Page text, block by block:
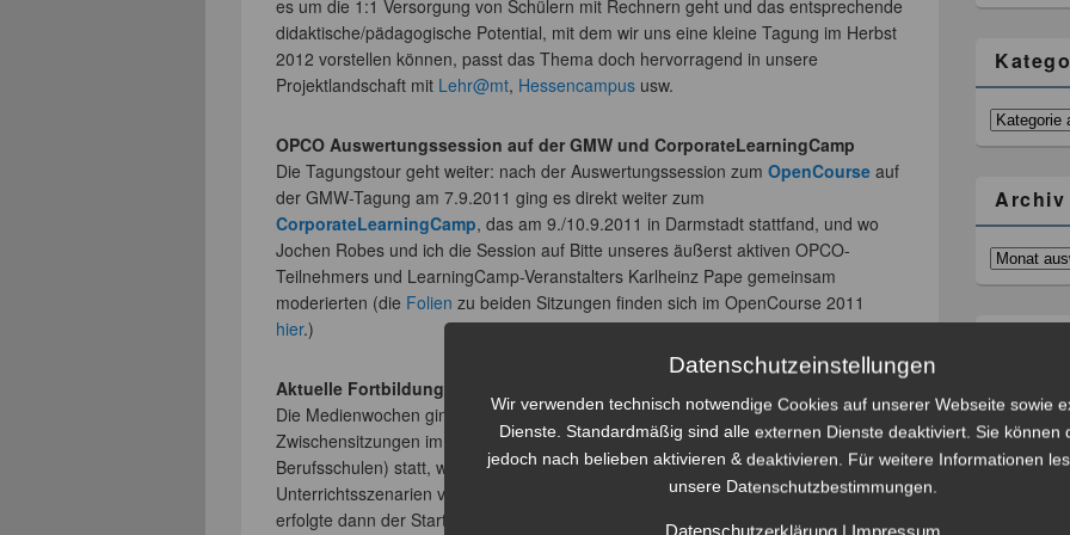
es um die 1:1 Versorgung von Schülern mit Rechnern geht und das entsprechende
didaktische/pädagogische Potential, mit dem wir uns eine kleine Tagung im Herbst
2012 vorstellen können, passt das Thema doch hervorragend in unsere
Projektlandschaft mit Lehr@mt, Hessencampus usw.
OPCO Auswertungssession auf der GMW und CorporateLearningCamp
Die Tagungstour geht weiter: nach der Auswertungssession zumOpenCourse auf
der GMW-Tagung am 7.9.2011 ging es direkt weiter zum
CorporateLearningCamp, das am 9./10.9.2011 in Darmstadt stattfand, und wo
Jochen Robes und ich die Session auf Bitte unseres äußerst aktiven OPCO-
Teilnehmers und LearningCamp-Veranstalters Karlheinz Pape gemeinsam
moderierten (die Folien zu beiden Sitzungen finden sich im OpenCourse 2011
hier.)
Aktuelle Fortbildungen
Die Medienwochen gingen aufregend weiter: Mo/Di, 12./13.9. fanden zwei
Zwischensitzungen im Rahmen desVilbe-Projektes(Virtuelles Lernen an
Berufsschulen) statt, wo sich die beteiligten Lehrer in Giessen gegenseitig
Unterrichtsszenarien vorstellten und Erfahrungen austauschten. Am 15./16.9.
erfolgte dann der Startschuss der diesjährigen
Teletutorausbildungin Bad
Kategorien
Archiv
Archiv
e-
E-
E-
e-
Datenschutzeinstellungen
Wir verwenden technisch notwendige Cookies auf unserer Webseite sowie
Dienste. Standardmäßig sind alle externen Dienste deaktiviert. Sie können
jedoch nach belieben aktivieren & deaktivieren. Für weitere Informationen
unsere Datenschutzbestimmungen.
Datenschutzerklärung| Impressum